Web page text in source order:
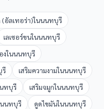
อัลเทอร่า)ในนนทบุรี
เลเซอร์ขนในนนทบุรี
งในนนทบุรี
รี เสริมความงามในนนทบุรี
ทบุรี เสริมจมูกในนนทบุรี
นนทบุรี ดูดไขมันในนนทบุรี